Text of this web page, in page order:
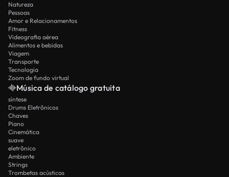
Natureza
Pessoas
Amor e Relacionamentos
Fitness
Videografia aérea
Alimentos e bebidas
Viagem
Transporte
Tecnologia
Zoom de fundo virtual
Música de catálogo gratuita
síntese
Drums Eletrônicos
Chaves
Piano
Cinemática
suave
eletrônico
Ambiente
Strings
Trombetas acústicas